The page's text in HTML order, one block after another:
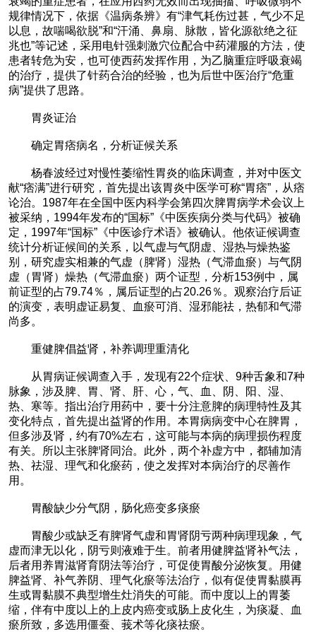
规律情况下，依据《温病条辨》有“津气耗伤过甚，气少不足
以息，故喘喝欲脱”和“汗涌、鼻扇、脉散，皆化源欲绝之征
兆也”等记述，采用电针强刺激穴位配合中药灌服的方法，使
患者转危为安，也可使西药发挥作用，为乙脑重症呼吸衰竭
的治疗，提供了针药合治的经验，也为后世中医治疗“危重
病”提供了思路。
胃炎证治
确定胃痞病名，分析证候关系
杨春波经过对慢性萎缩性胃炎的临床调查，并对中医文
献“痞满”进行研究，首先提出该胃炎中医学可称“胃痞”，从痞
论治。1987年在全国中医内科学会第四次脾胃病学术会议上
被采纳，1994年发布的“国标”《中医疾病分类与代码》被确
定，1997年“国标”《中医诊疗术语》被确认。他依证候调查
统计分析证候间的关系，以气虚与气阴虚、湿热与燥热鉴
别，研究虚实相兼的气虚（脾肾）湿热（气滞血瘀）与气阴
虚（胃肾）燥热（气滞血瘀）两个证型，分析153例中，属
前证型的占79.74％，属后证型的占20.26％。观察治疗后证
的演变，表明虚证易复、血瘀可消、湿邪能祛，热郁和气滞
尚多。
重健脾倡益肾，补养调理重清化
从胃病证候调查入手，发现有22个症状、9种舌象和7种
脉象，涉及脾、胃、肾、肝、心，气、血、阴、阳、湿、
热、寒等。指出治疗用药中，要十分注意脾的病理特性及其
变化特点，首先提出益肾的作用。本胃病病变中心在脾胃，
但多涉及肾，约有70%左右，这可能与本病的病理损伤程度
有关。所以主张脾肾同治。此外，两个补虚方中，都辅加清
热、祛湿、理气和化瘀药，使之发挥对本病治疗的尽善作
用。
胃酸缺少分气阴，肠化癌变多痰瘀
胃酸少或缺乏有脾肾气虚和胃肾阴亏两种病理现象，气
虚而津无以化，阴亏则液难于生。前者用健脾益肾补气法，
后者用养胃滋肾育阴法等治疗，可促使胃酸分泌恢复。用健
脾益肾、补气养阴、理气化瘀等法治疗，似有促使胃黏膜再
生或胃黏膜不典型增生灶消失的可能。而中度以上的胃萎
缩，伴有中度以上的上皮内癌变或肠上皮化生，为痰凝、血
瘀所致，多选用僵蚕、莪术等化痰祛瘀。